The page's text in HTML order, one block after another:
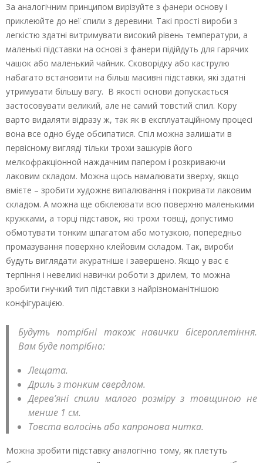
За аналогічним принципом вирізуйте з фанери основу і
приклеюйте до неї спили з деревини. Такі прості вироби з
легкістю здатні витримувати високий рівень температури, а
маленькі підставки на основі з фанери підійдуть для гарячих
чашок або маленький чайник. Сковорідку або каструлю
набагато встановити на більш масивні підставки, які здатні
утримувати більшу вагу. В якості основи допускається
застосовувати великий, але не самий товстий спил. Кору
варто видаляти відразу ж, так як в експлуатаційному процесі
вона все одно буде обсипатися. Спіл можна залишати в
первісному вигляді тільки трохи зашкурів його
мелкофракціонной наждачним папером і розкриваючи
лаковим складом. Можна щось намалювати зверху, якщо
вмієте – зробити художнє випалювання і покривати лаковим
складом. А можна ще обклеювати всю поверхню маленькими
кружками, а торці підставок, які трохи товщі, допустимо
обмотувати тонким шпагатом або мотузкою, попередньо
промазування поверхню клейовим складом. Так, вироби
будуть виглядати акуратніше і завершено. Якщо у вас є
терпіння і невеликі навички роботи з дрилем, то можна
зробити гнучкий тип підставки з найрізноманітнішою
конфігурацією.
Будуть потрібні також навички бісероплетіння.
Вам буде потрібно:
Лещата.
Дриль з тонким свердлом.
Дерев’яні спили малого розміру з товщиною не
менше 1 см.
Товста волосінь або капронова нитка.
Можна зробити підставку аналогічно тому, як плетуть